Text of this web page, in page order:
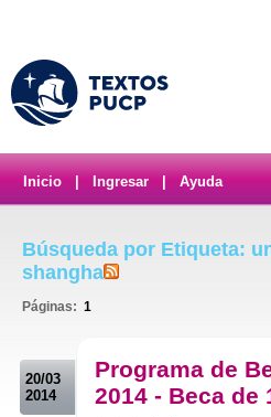
Inicio Ingresar Ayuda
Búsqueda por Etiqueta:
shangha
Páginas: 1
20/03
2014
Programa de
2014 - Beca de